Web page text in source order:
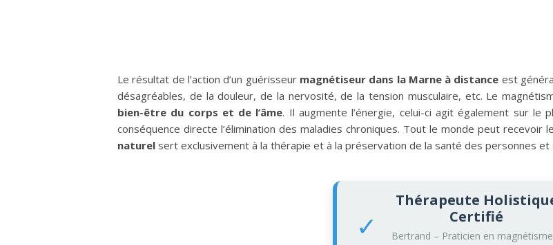
Le résultat de l’action d’un guérisseurmagnétiseur dans la Marne à distance est
désagréables, de la douleur, de la nervosité, de la tension musculaire, etc. Le
bien-être du corps et de l’âme. Il augmente l’énergie, celui-ci agit également sur le
conséquence directe l’élimination des maladies chroniques. Tout le monde peut recevoir
naturel sert exclusivement à la thérapie et à la préservation de la santé des personnes et
✓
Thérapeute
Certifié
Bertrand – Praticien en